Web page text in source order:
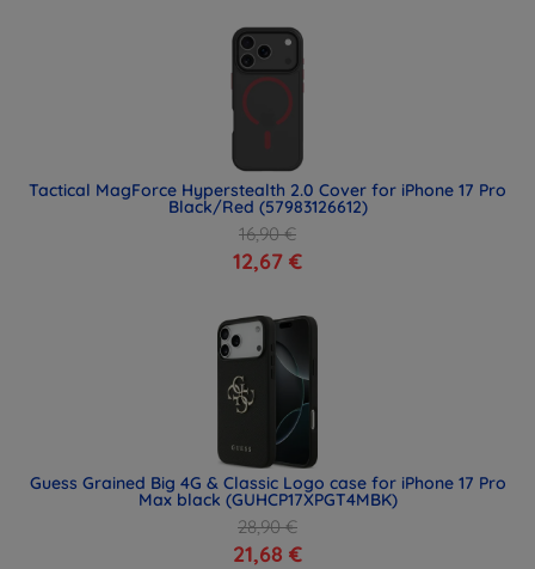
Tactical MagForce Hyperstealth 2.0 Cover for iPhone 17 Pro
Black/Red (57983126612)
16,90 €
12,67 €
Guess Grained Big 4G & Classic Logo case for iPhone 17 Pro
Max black (GUHCP17XPGT4MBK)
28,90 €
21,68 €